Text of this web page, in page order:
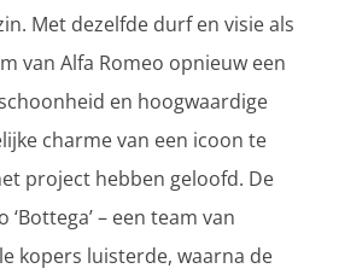
Met dezelfde durf en visie als
van Alfa Romeo opnieuw een
en hoogwaardige
charme van een icoon te
project hebben geloofd. De
– een team van
kopers luisterde, waarna de